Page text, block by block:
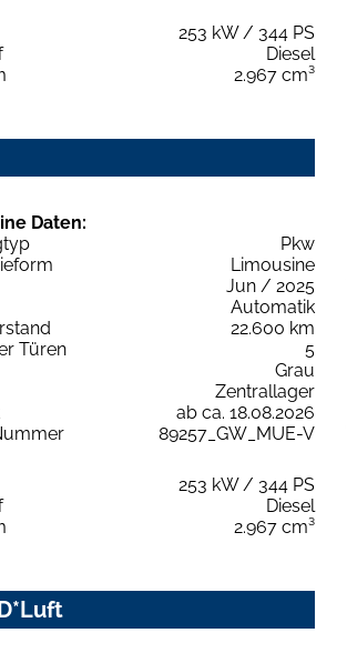
253 kW / 344 PS
Diesel
2.967 cm³
Daten:
Pkw
Limousine
Jun / 2025
Automatik
22.600 km
Türen
5
Grau
Zentrallager
ab ca. 18.08.2026
89257_GW_MUE-V
253 kW / 344 PS
Diesel
2.967 cm³